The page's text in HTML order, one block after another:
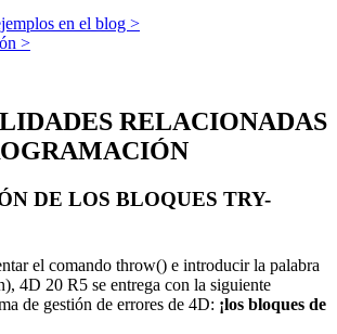
en el blog >
>
RELACIONADAS
DE LOS BLOQUES TRY-
el comando throw() e introducir la palabra
4D 20 R5 se entrega con la siguiente
de gestión de errores de 4D: ¡los bloques de